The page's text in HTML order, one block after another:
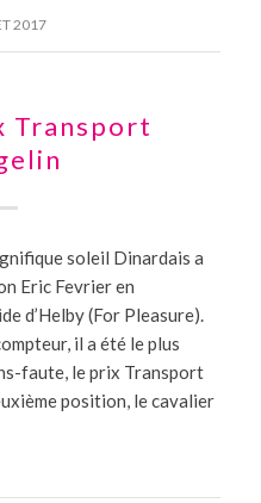
2017
Transport
soleil Dinardais a
Eric Fevrier en
d’Helby (For Pleasure).
il a été le plus
faute, le prix Transport
position, le cavalier